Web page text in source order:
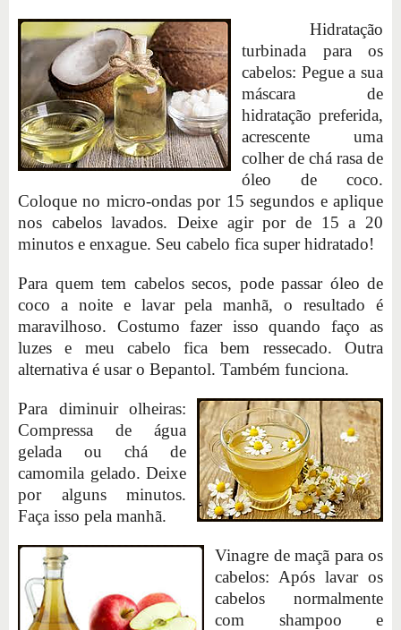
Hidratação
turbinada para os
cabelos: Pegue a sua
máscara de
hidratação preferida,
acrescente uma
colher de chá rasa de
óleo de coco.
Coloque no micro-ondas por 15 segundos e aplique
nos cabelos lavados. Deixe agir por de 15 a 20
minutos e enxague. Seu cabelo fica super hidratado!
Para quem tem cabelos secos, pode passar óleo de
coco a noite e lavar pela manhã, o resultado é
maravilhoso. Costumo fazer isso quando faço as
luzes e meu cabelo fica bem ressecado. Outra
alternativa é usar o Bepantol. Também funciona.
Para diminuir olheiras:
Compressa de água
gelada ou chá de
camomila gelado. Deixe
por alguns minutos.
Faça isso pela manhã.
Vinagre de maçã para os
cabelos: Após lavar os
cabelos normalmente
com shampoo e